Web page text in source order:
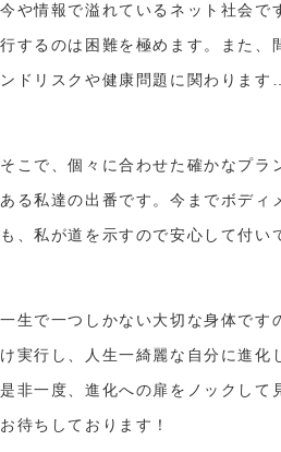
今や情報で溢れているネット社会で
行するのは困難を極めます。また、
ンドリスクや健康問題に関わります
そこで、個々に合わせた確かなプラ
ある私達の出番です。今までボディ
も、私が道を示すので安心して付い
一生で一つしかない大切な身体です
け実行し、人生一綺麗な自分に進化
是非一度、進化への扉をノックして
お待ちしております！​